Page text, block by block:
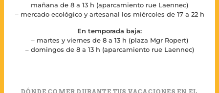
mañana de 8 a 13 h (aparcamiento rue Laennec)
– mercado ecológico y artesanal los miércoles de 17 a 22 h
En temporada baja:
– martes y viernes de 8 a 13 h (plaza Mgr Ropert)
– domingos de 8 a 13 h (aparcamiento rue Laennec)